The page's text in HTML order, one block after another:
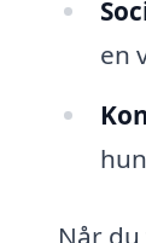
en
Når